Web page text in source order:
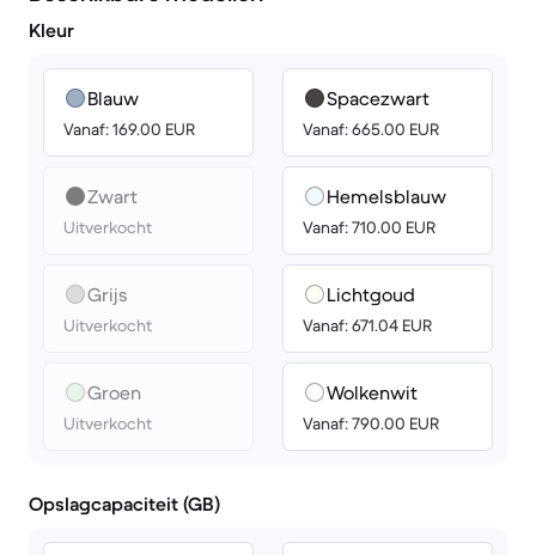
Kleur
Blauw
Vanaf: 169.00 EUR
Zwart
Uitverkocht
Grijs
Uitverkocht
Groen
Uitverkocht
Spacezwart
Vanaf: 665.00 EUR
Hemelsblauw
Vanaf: 710.00 EUR
Lichtgoud
Vanaf: 671.04 EUR
Wolkenwit
Vanaf: 790.00 EUR
Opslagcapaciteit (GB)